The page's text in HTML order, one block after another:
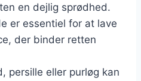
en dejlig sprødhed.
er essentiel for at lave
der binder retten
persille eller purløg kan